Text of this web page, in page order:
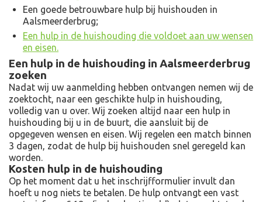
Een goede betrouwbare hulp bij huishouden in
Aalsmeerderbrug;
Een hulp in de huishouding die voldoet aan uw wensen
en eisen.
Een hulp in de huishouding in Aalsmeerderbrug
zoeken
Nadat wij uw aanmelding hebben ontvangen nemen wij de
zoektocht, naar een geschikte hulp in huishouding,
volledig van u over. Wij zoeken altijd naar een hulp in
huishouding bij u in de buurt, die aansluit bij de
opgegeven wensen en eisen. Wij regelen een match binnen
3 dagen, zodat de hulp bij huishouden snel geregeld kan
worden.
Kosten hulp in de huishouding
Op het moment dat u het inschrijfformulier invult dan
hoeft u nog niets te betalen. De hulp ontvangt een vast